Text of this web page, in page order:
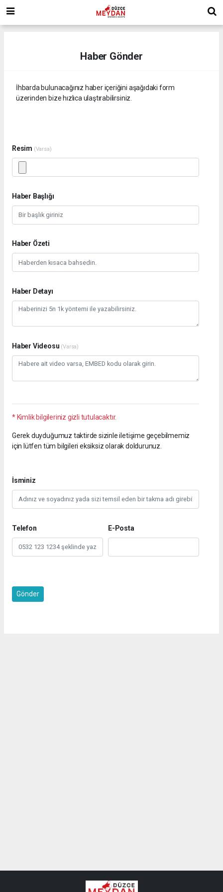
Haber Gönder
İhbarda bulunacağınız haber içeriğini aşağıdaki form
üzerinden bize hızlıca ulaştırabilirsiniz.
Resim (Varsa)
Haber Başlığı
Haber Özeti
Haber Detayı
Haber Videosu (Varsa)
* Kimlik bilgileriniz gizli tutulacaktır.
Gerek duyduğumuz taktirde sizinle iletişime geçebilmemiz
için lütfen tüm bilgileri eksiksiz olarak doldurunuz.
İsminiz
Telefon E-Posta
Gönder